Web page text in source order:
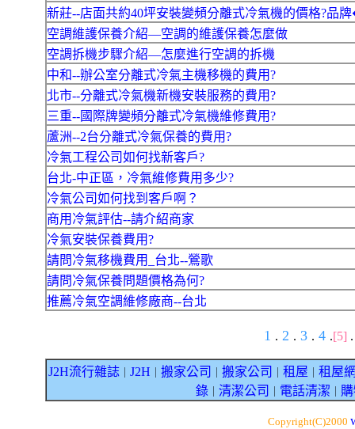
新莊--店面共約40坪安裝變頻分離式冷氣機的價格?品
空調維護保養介紹—空調的維護保養怎麼做
空調拆機步驟介紹—怎麼進行空調的拆機
中和--辦公室分離式冷氣主機移機的費用?
北市--分離式冷氣機新機安裝服務的費用?
三重--國際牌變頻分離式冷氣機維修費用?
蘆洲--2台分離式冷氣保養的費用?
冷氣工程公司如何找新客戶?
台北-中正區，冷氣維修費用多少?
冷氣公司如何找到客戶啊？
商用冷氣評估--請介紹商家
冷氣安裝保養費用?
請問冷氣移機費用_台北--鶯歌
請問冷氣保養問題價格為何?
推薦冷氣空調維修廠商--台北
1 . 2 . 3 . 4 .[5]
J2H流行雜誌 J2H 搬家公司 搬家公司 租屋
租屋
錄｜ 清潔公司 電話清潔
Copyright(C)2000